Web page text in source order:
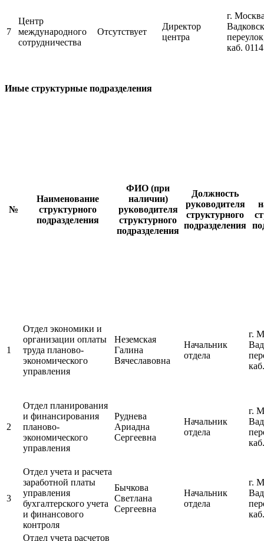
7
Центр
международного
сотрудничества
Отсутствует
Директор
центра
г.
каб. 0114
Иные структурные подразделения
№
Наименование
структурного
подразделения
ФИО (при
наличии)
руководителя
структурного
подразделения
Должность
руководителя
структурного
подразделения
1
Отдел экономики и
организации оплаты
труда планово-
экономического
управления
Неземская
Галина
Вячеславовна
Начальник
отдела
г.
2
Отдел планирования
и финансирования
планово-
экономического
управления
Руднева
Ариадна
Сергеевна
Начальник
отдела
г.
3
Отдел учета и расчета
заработной платы
управления
бухгалтерского учета
и финансового
контроля
Бычкова
Светлана
Сергеевна
Начальник
отдела
г.
Отдел учета расчетов